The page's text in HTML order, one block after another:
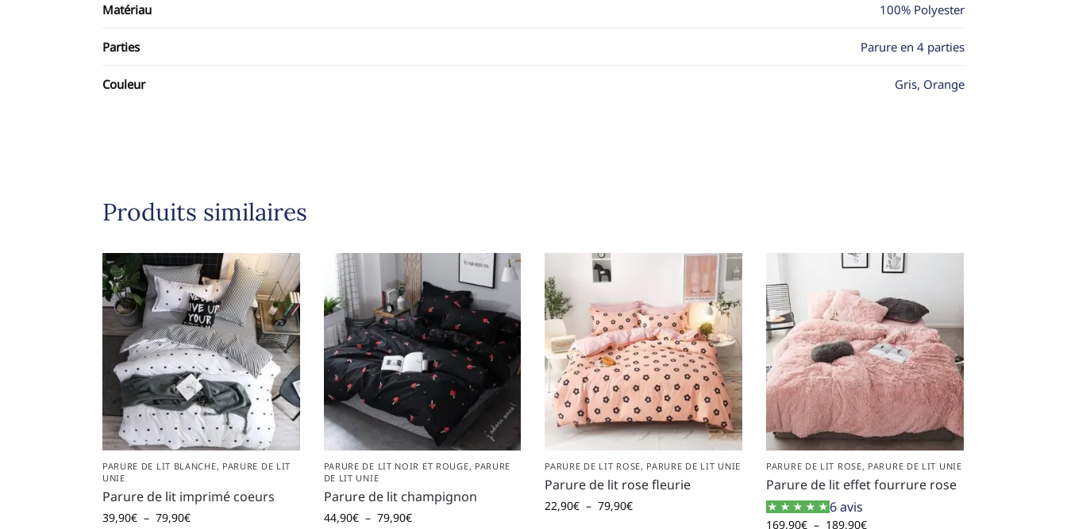
Matériau 100% Polyester
Parties Parure en 4 parties
Couleur Gris, Orange
Produits similaires
PARURE DE LIT BLANCHE, PARURE DE LIT
UNIE
Parure de lit imprimé coeurs
39,90€ – 79,90€
PARURE DE LIT NOIR ET ROUGE, PARURE
DE LIT UNIE
Parure de lit champignon
44,90€ – 79,90€
PARURE DE LIT ROSE, PARURE DE LIT UNIE
Parure de lit rose fleurie
22,90€ – 79,90€
PARURE DE LIT ROSE, PARURE DE LIT UNIE
Parure de lit effet fourrure rose
6 avis
169,90€ – 189,90€